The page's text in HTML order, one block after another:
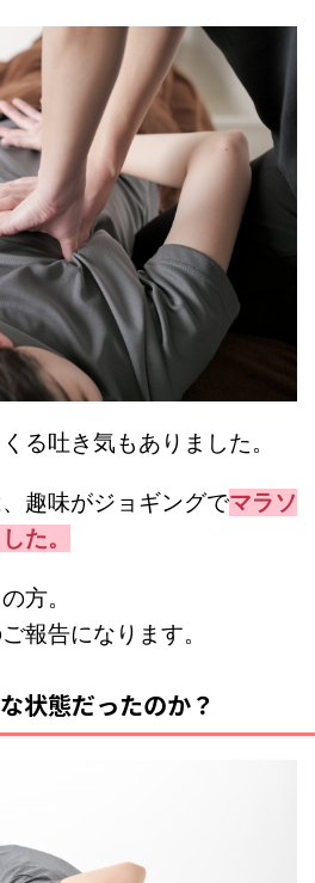
る吐き気もありました。
趣味がジョギングでマラソ
た。
方。
報告になります。
状態だったのか？